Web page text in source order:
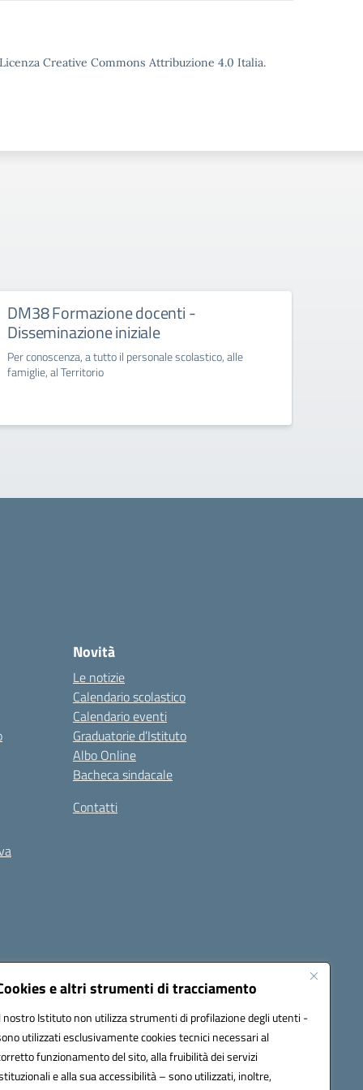
e altri strumenti di tracciamento
nostro Istituto non utilizza strumenti di profilazione degli utenti -
utilizzati esclusivamente cookies tecnici necessari al
funzionamento del sito, alla fruibilità dei servizi
e alla sua accessibilità – sono utilizzati, inoltre,
Creative Commons Attribuzione 4.0 Italia.
DM38 Formazione docenti -
Disseminazione iniziale
Per conoscenza, a tutto il personale scolastico, alle
famiglie, al Territorio
Novità
Le notizie
Calendario scolastico
Calendario eventi
Graduatorie d’Istituto
Albo Online
Bacheca sindacale
Contatti